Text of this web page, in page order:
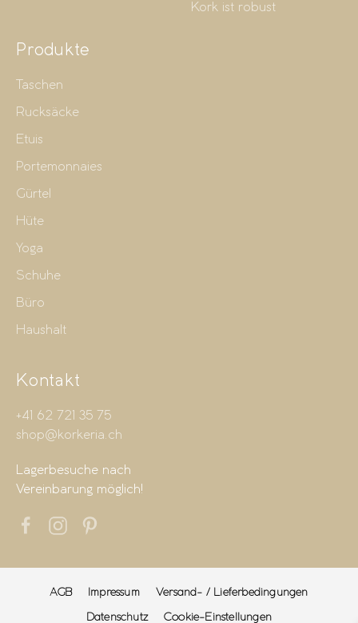
Kork ist robust
Produkte
Taschen
Rucksäcke
Etuis
Portemonnaies
Gürtel
Hüte
Yoga
Schuhe
Büro
Haushalt
Kontakt
+41 62 721 35 75
shop@korkeria.ch
Lagerbesuche nach
Vereinbarung möglich!
AGB Impressum
Versand- / Lieferbedingungen
Datenschutz
Cookie-Einstellungen